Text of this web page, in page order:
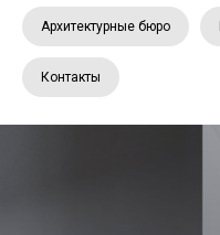
Архитектурные бюро
Контакты